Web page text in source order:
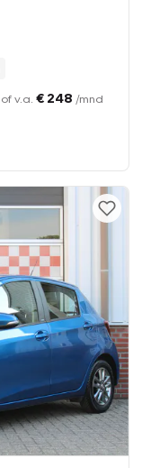
of v.a. € 248 /mnd